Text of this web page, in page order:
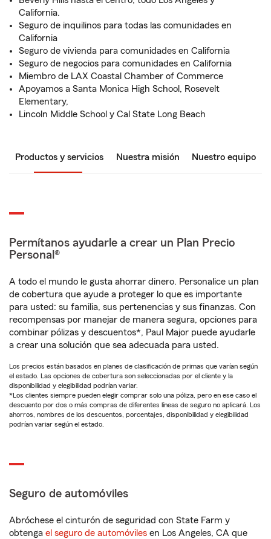
California.
Seguro de inquilinos para todas las comunidades en
California
Seguro de vivienda para comunidades en California
Seguro de negocios para comunidades en California
Miembro de LAX Coastal Chamber of Commerce
Apoyamos a Santa Monica High School, Rosevelt
Elementary,
Lincoln Middle School y Cal State Long Beach
Productos y servicios Nuestra misión Nuestro equipo
Permítanos ayudarle a crear un Plan Precio
Personal®
A todo el mundo le gusta ahorrar dinero. Personalice un plan
de cobertura que ayude a proteger lo que es importante
para usted: su familia, sus pertenencias y sus finanzas. Con
recompensas por manejar de manera segura, opciones para
combinar pólizas y descuentos*, Paul Major puede ayudarle
a crear una solución que sea adecuada para usted.
Los precios están basados en planes de clasificación de primas que varían según
el estado. Las opciones de cobertura son seleccionadas por el cliente y la
disponibilidad y elegibilidad podrían variar.
*Los clientes siempre pueden elegir comprar solo una póliza, pero en ese caso el
descuento por dos o más compras de diferentes líneas de seguro no aplicará. Los
ahorros, nombres de los descuentos, porcentajes, disponibilidad y elegibilidad
podrían variar según el estado.
Seguro de automóviles
Abróchese el cinturón de seguridad con State Farm y
obtenga el seguro de automóviles en Los Angeles, CA que